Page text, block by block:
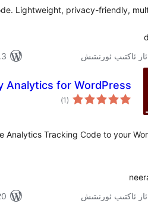
Lightweight, privacy-friendly,
Analytics for WordPress
(1 ئومۇمىي
دەرىجە)
Analytics Tracking Code to your